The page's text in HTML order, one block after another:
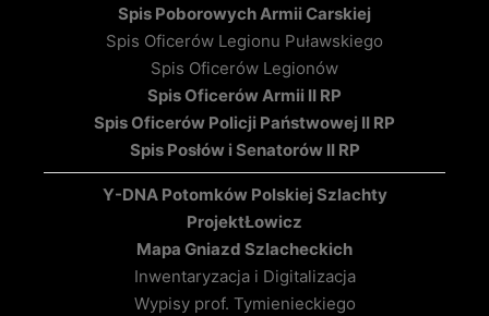
Spis Poborowych Armii Carskiej
Spis Oficerów Legionu Puławskiego
Spis Oficerów Legionów
Spis Oficerów Armii II RP
Spis Oficerów Policji Państwowej II RP
Spis Posłów i Senatorów II RP
Y-DNA Potomków Polskiej Szlachty
ProjektŁowicz
Mapa Gniazd Szlacheckich
Inwentaryzacja i Digitalizacja
Wypisy prof. Tymienieckiego